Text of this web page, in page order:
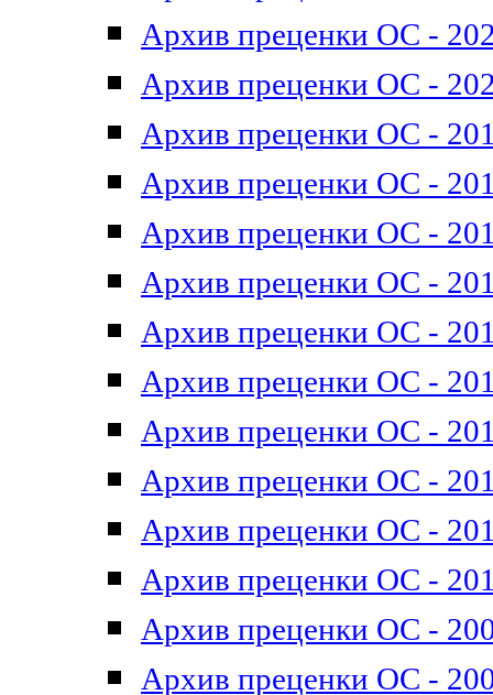
Архив преценки ОС -
Архив преценки ОС -
Архив преценки ОС -
Архив преценки ОС -
Архив преценки ОС -
Архив преценки ОС -
Архив преценки ОС -
Архив преценки ОС -
Архив преценки ОС -
Архив преценки ОС -
Архив преценки ОС -
Архив преценки ОС -
Архив преценки ОС -
Архив преценки ОС -